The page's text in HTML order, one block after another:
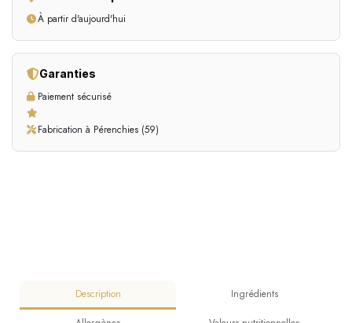
À partir d'aujourd'hui
Garanties
Paiement sécurisé
Fabrication à Pérenchies (59)
Description Ingrédients